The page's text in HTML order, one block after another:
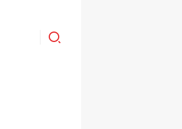
Menu